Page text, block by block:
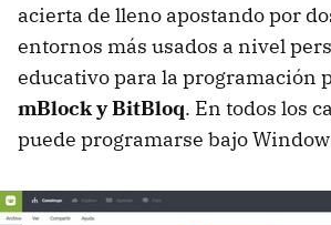
acierta de lleno apostando por
entornos más usados a nivel
educativo para la programación
mBlock y BitBloq. En todos los
puede programarse bajo